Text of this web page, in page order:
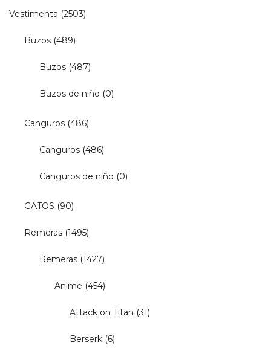
Vestimenta (2503)
Buzos (489)
Buzos (487)
Buzos de niño (0)
Canguros (486)
Canguros (486)
Canguros de niño (0)
GATOS (90)
Remeras (1495)
Remeras (1427)
Anime (454)
Attack on Titan (31)
Berserk (6)